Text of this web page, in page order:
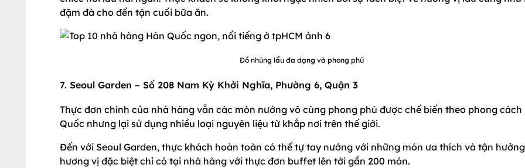
đậm đà cho đến tận cuối bữa ăn.
Đồ nhúng lẩu đa dạng và phong phú
7. Seoul Garden – Số 208 Nam Kỳ Khởi Nghĩa, Phường 6, Quận 3
Thực đơn chính của nhà hàng vẫn các món nướng vô cùng phong phú được chế biến theo phong cách
Quốc nhưng lại sử dụng nhiều loại nguyên liệu từ khắp nơi trên thế giới.
Đến với Seoul Garden, thực khách hoàn toàn có thể tự tay nướng với những món ưa thích và tận hưởng
hương vị đặc biệt chỉ có tại nhà hàng với thực đơn buffet lên tới gần 200 món.